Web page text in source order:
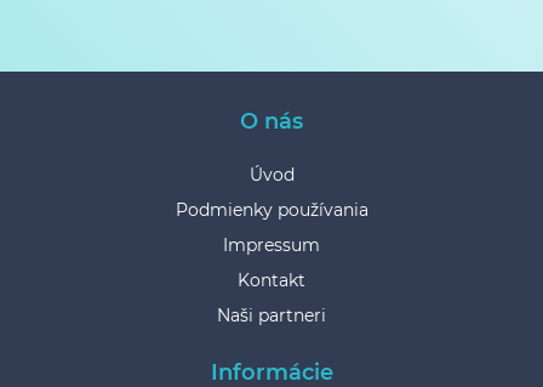
O nás
Úvod
Podmienky používania
Impressum
Kontakt
Naši partneri
Informácie